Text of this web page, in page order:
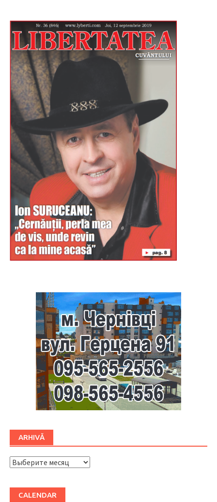
ARHIVĂ
ARHIVĂ
CALENDAR